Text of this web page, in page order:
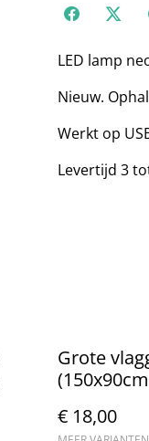
LED lamp
Nieuw.
Werkt op
Levertijd 3
Grote
€ 18,00